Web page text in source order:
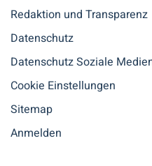
Redaktion und Transparenz
Datenschutz
Datenschutz Soziale
Cookie Einstellungen
Sitemap
Anmelden